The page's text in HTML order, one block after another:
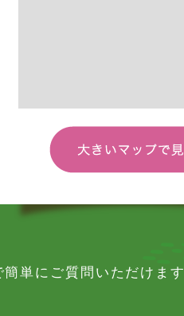
単にご質問いただけます